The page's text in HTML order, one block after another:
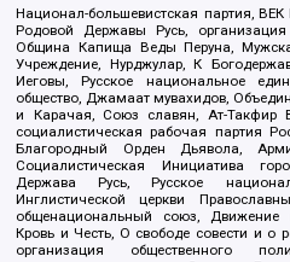
Национал-большевистская партия,
Родовой Державы Русь,
Община Капища Веды Перуна,
Учреждение, Нурджулар, К
Иеговы, Русское национальное
общество, Джамаат мувахидов,
и Карачая, Союз славян, Ат-Такфир
социалистическая рабочая партия
Благородный Орден Дьявола,
Социалистическая Инициатива
Держава Русь, Русское
Инглистической церкви
общенациональный союз, Движение
Кровь и Честь, О свободе совести и о
организация общественного